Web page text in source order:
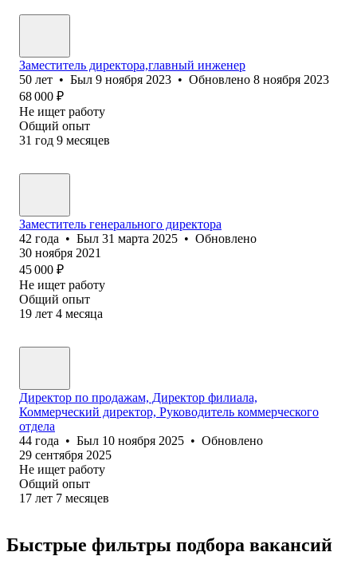
Заместитель директора,главный инженер
50 лет • Был 9 ноября 2023 • Обновлено 8 ноября 2023
68 000 ₽
Не ищет работу
Общий опыт
31 год 9 месяцев
Заместитель генерального директора
42 года • Был 31 марта 2025 • Обновлено
30 ноября 2021
45 000 ₽
Не ищет работу
Общий опыт
19 лет 4 месяца
Директор по продажам, Директор филиала,
Коммерческий директор, Руководитель коммерческого
отдела
44 года • Был 10 ноября 2025 • Обновлено
29 сентября 2025
Не ищет работу
Общий опыт
17 лет 7 месяцев
Быстрые фильтры подбора вакансий